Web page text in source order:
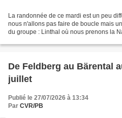
La randonnée de ce mardi est un peu
nous n'allons pas faire de boucle mais
du groupe : Linthal où nous prenons la
De Feldberg au Bärental au
juillet
Publié le 27/07/2026 à 13:34
Par CVR/PB